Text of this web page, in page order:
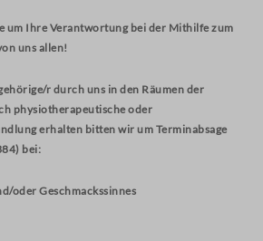
um Ihre Verantwortung bei der Mithilfe zum
uns allen!
r durch uns in den Räumen der
physiotherapeutische oder
erhalten bitten wir um Terminabsage
bei:
oder Geschmackssinnes